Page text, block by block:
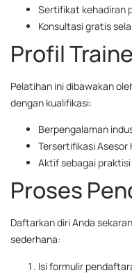
Sertifikat kehadiran
Konsultasi gratis
Profil
Pelatihan ini dibawakan
dengan kualifikasi:
Berpengalaman
Tersertifikasi Asesor
Aktif sebagai
Proses
Daftarkan diri Anda
sederhana:
Isi formulir